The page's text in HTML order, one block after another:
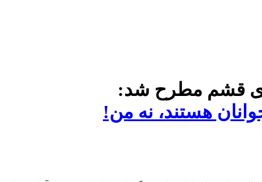
قشم مطرح شد:
هستند، نه من!